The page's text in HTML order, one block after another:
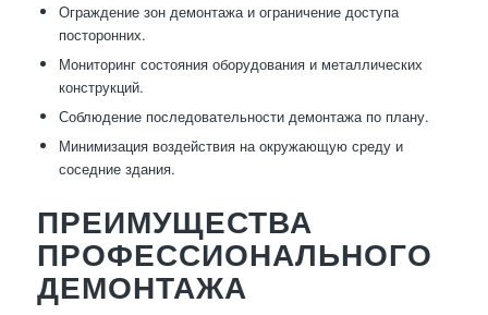
Ограждение зон демонтажа и ограничение доступа
посторонних.
Мониторинг состояния оборудования и металлических
конструкций.
Соблюдение последовательности демонтажа по плану.
Минимизация воздействия на окружающую среду и
соседние здания.
ПРЕИМУЩЕСТВА
ПРОФЕССИОНАЛЬНОГО
ДЕМОНТАЖА